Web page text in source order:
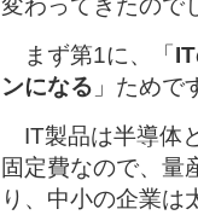
変わってきたので
まず第1に、「
ンになる 」ためで
IT製品は半導体
固定費なので、量
り、中小の企業は